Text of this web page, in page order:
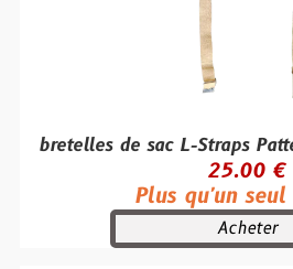
bretelles de sac L-Straps
25.00 €
Plus qu'un
Acheter